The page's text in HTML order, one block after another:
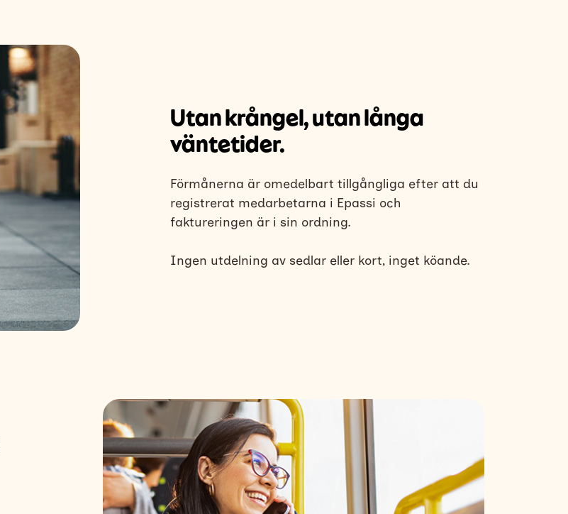
Utan krångel, utan långa
väntetider.
Förmånerna är omedelbart tillgångliga efter att du
registrerat medarbetarna i Epassi och
faktureringen är i sin ordning.
Ingen utdelning av sedlar eller kort, inget köande.